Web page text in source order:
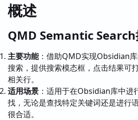
概述
QMD Semantic Search
主要功能：借助QMD实现Obsidian
搜索，提供搜索模态框，点击结果可
相关行。
适用场景 ：适用于在Obsidian库中进
找，无论是查找特定关键词还是进行
很合适。